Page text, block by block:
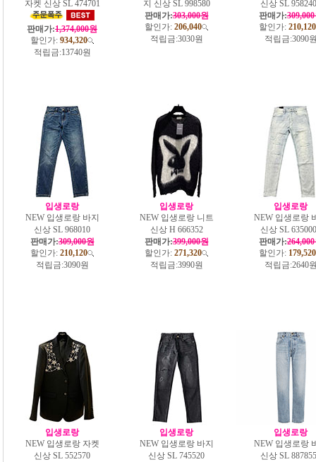
자켓 신상 SL 474701
판매가:1,374,000원
할인가: 934,320
적립금:13740원
지 신상 SL 998580
판매가:303,000원
할인가: 206,040
적립금:3030원
신상 SL
판매가:
할인가: 210,120
적립금:3090
입생로랑
NEW 입생로랑 바지
신상 SL 968010
판매가:309,000원
할인가: 210,120
적립금:3090원
입생로랑
NEW 입생로랑 니트
신상 H 666352
판매가:399,000원
할인가: 271,320
적립금:3990원
입생로랑
NEW 입생로랑
신상 SL
판매가:
할인가: 179,520
적립금:2640
입생로랑
NEW 입생로랑 자켓
신상 SL 552570
입생로랑
NEW 입생로랑 바지
신상 SL 745520
입생로랑
NEW 입생로랑
신상 SL